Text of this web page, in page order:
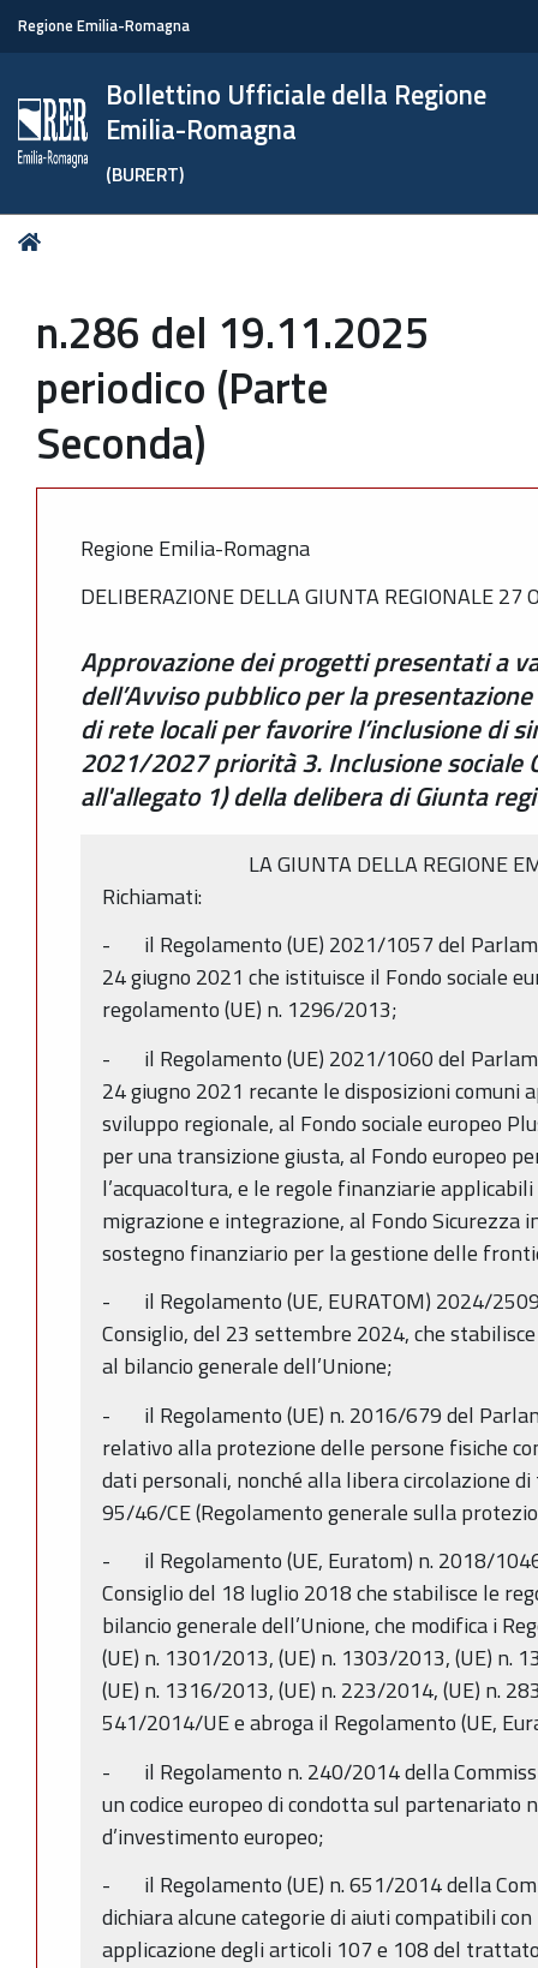
Regione Emilia-Romagna
Bollettino Ufficiale della Regione
Emilia-Romagna
(BURERT)
Tu
n.286 del 19.11.2025
periodico (Parte
Seconda)
Regione Emilia-Romagna
DELIBERAZIONE DELLA GIUNTA REGIONALE 27
Approvazione dei progetti presentati a
dell’Avviso pubblico per la
di rete locali per favorire l’inclusione di
2021/2027 priorità 3. Inclusione sociale
all'allegato 1) della delibera di Giunta
LA GIUNTA DELLA REGIONE
Richiamati:
- il Regolamento (UE) 2021/1057 del
24 giugno 2021 che istituisce il Fondo sociale
regolamento (UE) n. 1296/2013;
- il Regolamento (UE) 2021/1060 del
24 giugno 2021 recante le disposizioni comuni
sviluppo regionale, al Fondo sociale europeo
per una transizione giusta, al Fondo europeo
l’acquacoltura, e le regole finanziarie
migrazione e integrazione, al Fondo Sicurezza
sostegno finanziario per la gestione delle
- il Regolamento (UE, EURATOM) 2024/
Consiglio, del 23 settembre 2024, che
al bilancio generale dell’Unione;
- il Regolamento (UE) n. 2016/679 del
relativo alla protezione delle persone fisiche
dati personali, nonché alla libera circolazione
95/46/CE (Regolamento generale sulla
- il Regolamento (UE, Euratom) n. 2018/
Consiglio del 18 luglio 2018 che stabilisce le
bilancio generale dell’Unione, che modifica i
(UE) n. 1301/2013, (UE) n. 1303/2013, (UE) n.
(UE) n. 1316/2013, (UE) n. 223/2014, (UE) n.
541/2014/UE e abroga il Regolamento (UE,
- il Regolamento n. 240/2014 della
un codice europeo di condotta sul
d’investimento europeo;
- il Regolamento (UE) n. 651/2014 della
dichiara alcune categorie di aiuti compatibili
applicazione degli articoli 107 e 108 del